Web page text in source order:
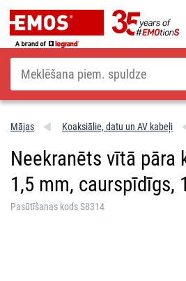
Meklēšana
Mājas Koaksiālie, datu un AV kabeļi
Neekranēts vītā pāra
1,5 mm, caurspīdīgs,
Pasūtīšanas kods S8314